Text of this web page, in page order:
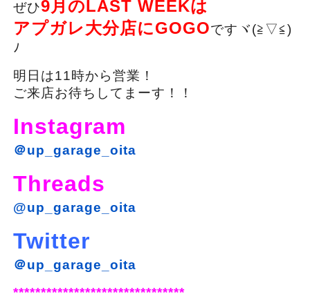
ぜひ9月のLAST WEEKは
アプガレ大分店にGOGOですヾ(≧▽≦)
ﾉ
明日は11時から営業！
ご来店お待ちしてまーす！！
Instagram
＠up_garage_oita
Threads
@up_garage_oita
Twitter
＠up_garage_oita
*******************************